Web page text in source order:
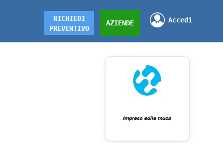
Accedi
AZIENDE
RICHIEDI
PREVENTIVO